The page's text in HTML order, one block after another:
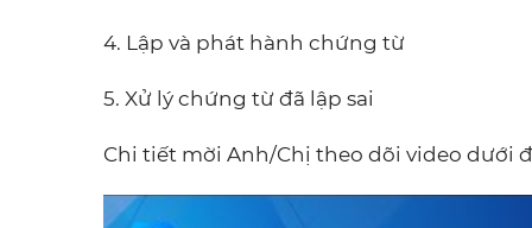
4. Lập và phát hành chứng từ
5. Xử lý chứng từ đã lập sai
Chi tiết mời Anh/Chị theo dõi video dưới